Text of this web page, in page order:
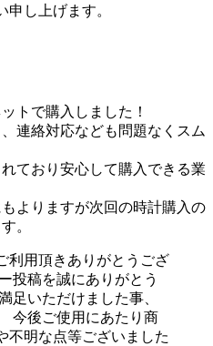
し上げます。
トで購入しました！
連絡対応なども問題なくスム
ており安心して購入できる業
よりますが次回の時計購入の
。
利用頂きありがとうござ
投稿を誠にありがとう
足いただけました事、
今後ご使用にあたり商
不明な点等ございました